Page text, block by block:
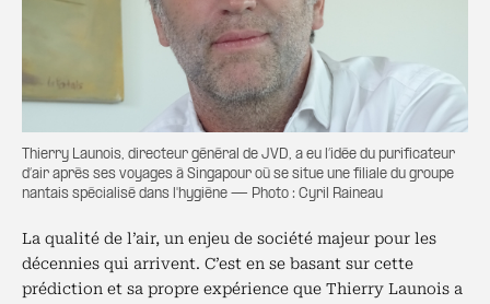
Thierry Launois, directeur général de JVD, a eu l’idée du purificateur
d’air après ses voyages à Singapour où se situe une filiale du groupe
nantais spécialisé dans l'hygiène — Photo : Cyril Raineau
La qualité de l’air, un enjeu de société majeur pour les
décennies qui arrivent. C’est en se basant sur cette
prédiction et sa propre expérience que Thierry Launois a